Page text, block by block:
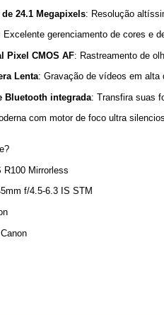
24.1 Megapixels: Resolução
Excelente gerenciamento de cores e
Pixel CMOS AF: Rastreamento de
Lenta: Gravação de vídeos em alta
Bluetooth integrada: Transfira suas
com motor de foco ultra
R100 Mirrorless
f/4.5-6.3 IS STM